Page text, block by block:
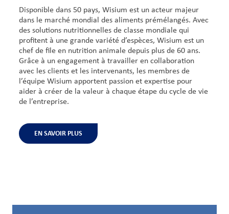
Disponible dans 50 pays, Wisium est un acteur majeur
dans le marché mondial des aliments prémélangés. Avec
des solutions nutritionnelles de classe mondiale qui
profitent à une grande variété d’espèces, Wisium est un
chef de file en nutrition animale depuis plus de 60 ans.
Grâce à un engagement à travailler en collaboration
avec les clients et les intervenants, les membres de
l’équipe Wisium apportent passion et expertise pour
aider à créer de la valeur à chaque étape du cycle de vie
de l’entreprise.
EN SAVOIR PLUS